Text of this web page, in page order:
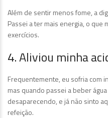
Além de sentir menos fome, a
Passei a ter mais energia, o que
exercícios.
4. Aliviou minha
Frequentemente, eu sofria com
mas quando passei a beber
desaparecendo, e já não sinto
refeição.